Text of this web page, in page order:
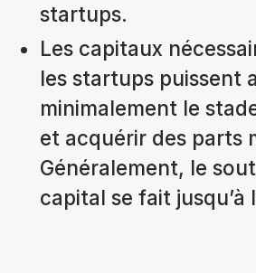
startups.
Les capitaux
les startups puissent
minimalement le
et acquérir des parts
Généralement, le
capital se fait jusqu’à